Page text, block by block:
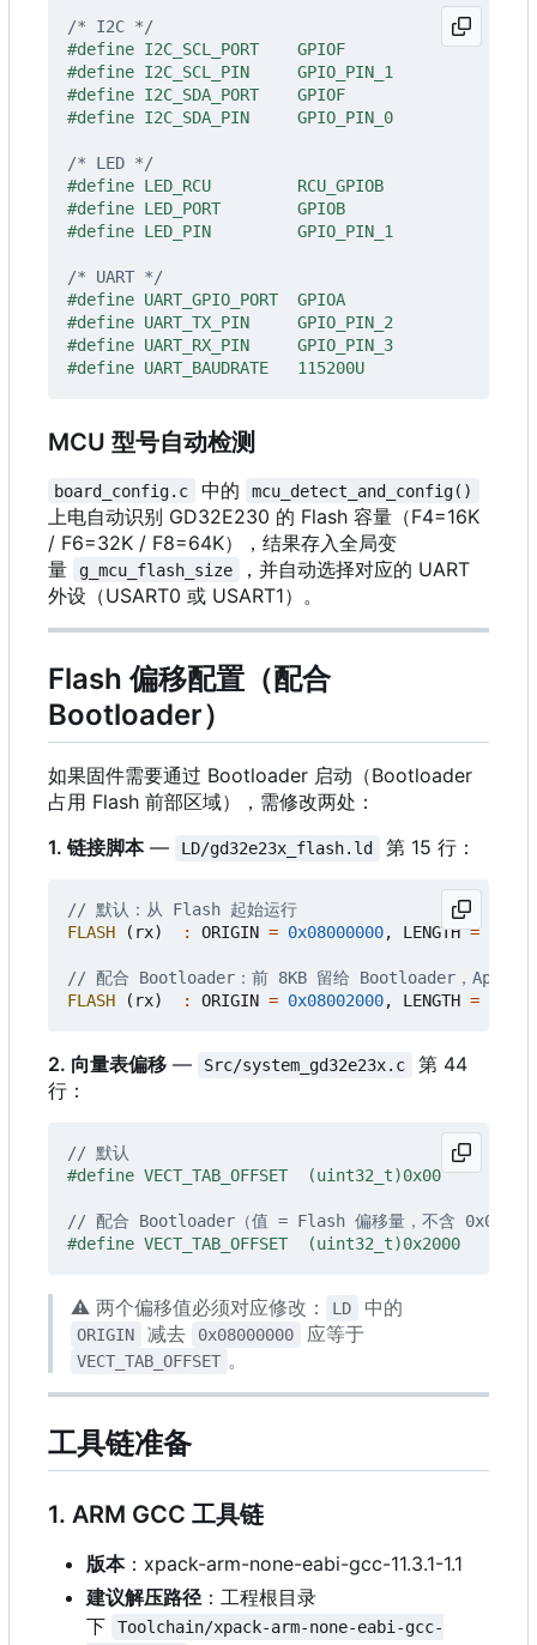
/* I2C */
/* LED */
/* UART */
MCU 型号自动检测
board_config.c 中的 mcu_detect_and_config()
上电自动识别 GD32E230 的 Flash 容量（F4=16K
/ F6=32K / F8=64K），结果存入全局变
量
g_mcu_flash_size
，并自动选择对应的 UART
外设（USART0 或 USART1）。
Flash 偏移配置（配合
Bootloader）
如果固件需要通过 Bootloader 启动（Bootloader
占用 Flash 前部区域），需修改两处：
1. 链接脚本— LD/gd32e23x_flash.ld 第 15 行：
FLASH
( rx) : ORIGIN = 0x08000000, LENGTH =
// 配合 Bootloader：前 8KB 留给 Bootloader ，
FLASH
( rx) : ORIGIN = 0x08002000, LENGTH =
2. 向量表偏移 — Src/system_gd32e23x.c
第 44
行：
⚠️ 两个偏移值必须对应修改： LD 中的
ORIGIN 减去 0x08000000 应等于
VECT_TAB_OFFSET 。
工具链准备
1. ARM GCC 工具链
版本： xpack-arm-none-eabi-gcc-11.3.1-1.1
建议解压路径：工程根目录
下
Toolchain/xpack-arm-none-eabi-gcc-